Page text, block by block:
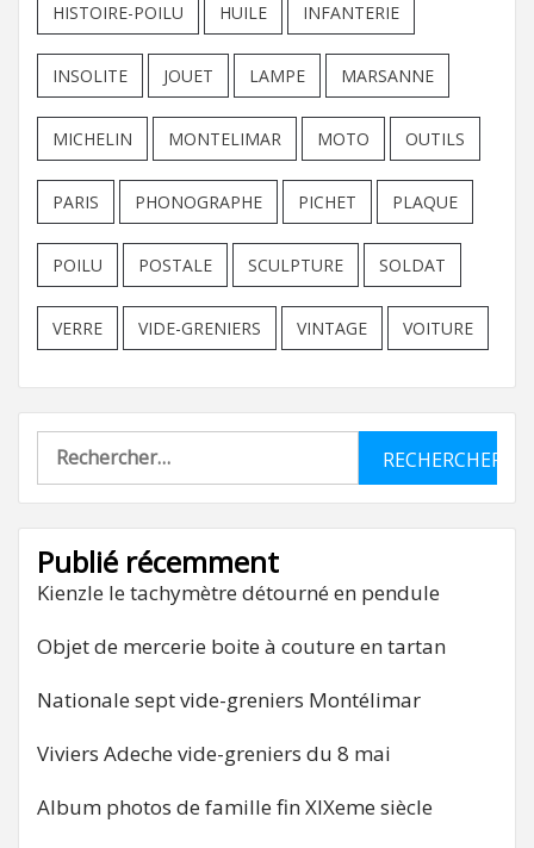
HISTOIRE-POILU HUILE INFANTERIE
INSOLITE JOUET LAMPE MARSANNE
MICHELIN MONTELIMAR MOTO OUTILS
PARIS PHONOGRAPHE PICHET PLAQUE
POILU POSTALE SCULPTURE SOLDAT
VERRE VIDE-GRENIERS VINTAGE VOITURE
Rechercher :
Publié récemment
Kienzle le tachymètre détourné en pendule
Objet de mercerie boite à couture en tartan
Nationale sept vide-greniers Montélimar
Viviers Adeche vide-greniers du 8 mai
Album photos de famille fin XIXeme siècle